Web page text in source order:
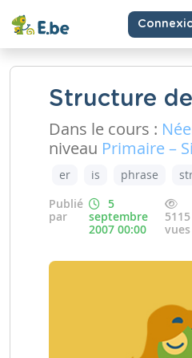
Structure
Dans le cours :
niveau Primaire –
er is phrase
Publié
par
5
septembre
2007 00:00
5115
vues